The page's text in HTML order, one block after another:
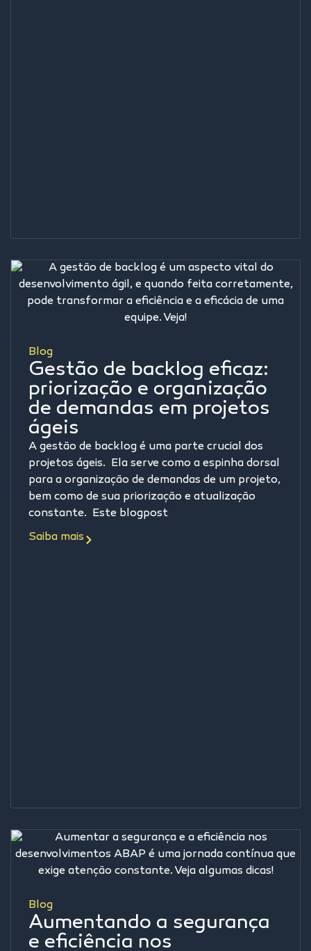
Blog
Gestão de backlog eficaz:
priorização e organização
de demandas em projetos
ágeis
A gestão de backlog é uma parte crucial dos
projetos ágeis. Ela serve como a espinha dorsal
para a organização de demandas de um projeto,
bem como de sua priorização e atualização
constante. Este blogpost
Saiba mais
Blog
Aumentando a segurança
e eficiência nos